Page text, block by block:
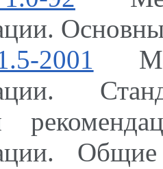
2001